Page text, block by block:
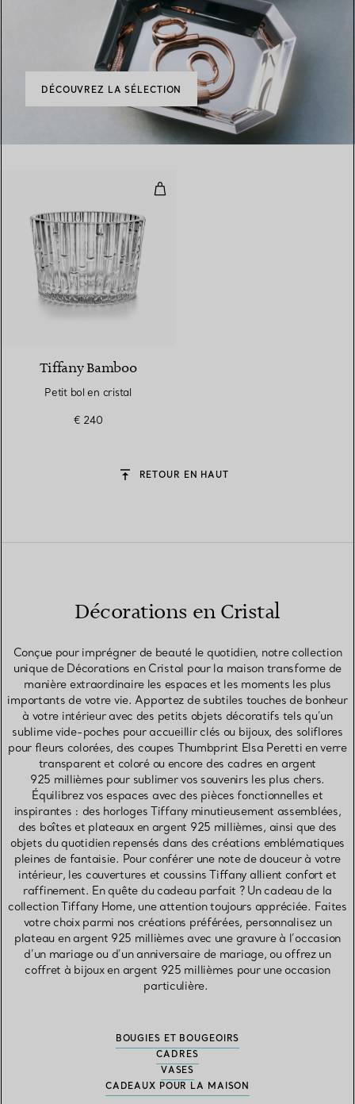
DÉCOUVREZ LA SÉLECTION
Petit bol en cristal
Tiffany Bamboo
Petit bol en cristal
€ 240
RETOUR EN HAUT
Décorations en Cristal
Conçue pour imprégner de beauté le quotidien, notre collection
unique de Décorations en Cristal pour la maison transforme de
manière extraordinaire les espaces et les moments les plus
importants de votre vie. Apportez de subtiles touches de bonheur
à votre intérieur avec des petits objets décoratifs tels qu’un
sublime vide-poches pour accueillir clés ou bijoux, des soliflores
pour fleurs colorées, des coupes Thumbprint Elsa Peretti en verre
transparent et coloré ou encore des cadres en argent
925 millièmes pour sublimer vos souvenirs les plus chers.
Équilibrez vos espaces avec des pièces fonctionnelles et
inspirantes : des horloges Tiffany minutieusement assemblées,
des boîtes et plateaux en argent 925 millièmes, ainsi que des
objets du quotidien repensés dans des créations emblématiques
pleines de fantaisie. Pour conférer une note de douceur à votre
intérieur, les couvertures et coussins Tiffany allient confort et
raffinement. En quête du cadeau parfait ? Un cadeau de la
collection Tiffany Home, une attention toujours appréciée. Faites
votre choix parmi nos créations préférées, personnalisez un
plateau en argent 925 millièmes avec une gravure à l’occasion
d’un mariage ou d’un anniversaire de mariage, ou offrez un
coffret à bijoux en argent 925 millièmes pour une occasion
particulière.
BOUGIES ET BOUGEOIRS
CADRES
VASES
CADEAUX POUR LA MAISON